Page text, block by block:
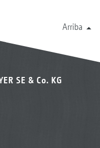
Arriba
SE & Co. KG